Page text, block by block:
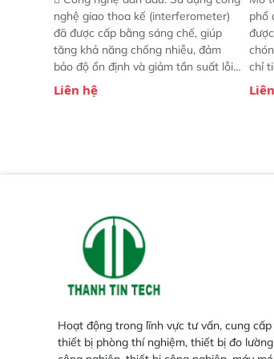
nghệ giao thoa kế (interferometer)
đã được cấp bằng sáng chế, giúp
tăng khả năng chống nhiễu, đảm
bảo độ ổn định và giảm tần suất lỗi.
 Phạm vi ứng dụng rộng: Đáp ứng
nhu cầu kiểm tra đa dạng mẫu mã
Liên hệ
phổ
chỉ
tại
Hoạt động trong lĩnh vực tư vấn, cung cấp
thiết bị phòng thí nghiệm, thiết bị đo lường